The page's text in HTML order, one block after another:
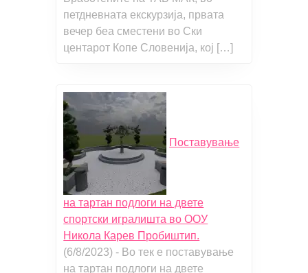
петдневната екскурзија, првата
вечер беа сместени во Ски
центарот Копе Словенија, кој […]
Поставување
на тартан подлоги на двете
спортски игралишта во ООУ
Никола Карев Пробиштип.
(6/8/2023) - Во тек е поставување
на тартан подлоги на двете